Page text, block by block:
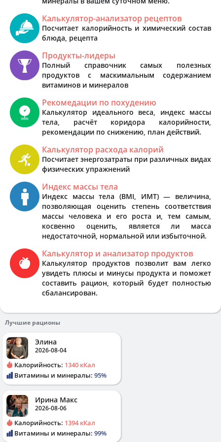
Калькулятор-анализатор рецептов
Посчитает калорийность и химический состав
блюда, рецепта
Продукты-лидеры
Полный справочник самых полезных
продуктов с маскимальным содержанием
витаминов и минералов
Рекомедации по похудению
Калькулятор идеального веса, индекс массы
тела, расчёт коридора калорийности,
рекомендации по снижению, план действий.
Калькулятор расхода калорий
Посчитает энергозатраты при различных видах
физических упражнений
Индекс массы тела
Индекс массы тела (BMI, ИМТ) — величина,
позволяющая оценить степень соответствия
массы человека и его роста и, тем самым,
косвенно оценить, является ли масса
недостаточной, нормальной или избыточной.
Калькулятор и анализатор продуктов
Калькулятор продуктов позволит вам легко
увидеть плюсы и минусы продукта и поможет
составить рацион, который будет полностью
сбалансирован.
Лучшие рационы
Элина
2026-08-04
Калорийность: 1340 кКал
Витамины и минералы: 95%
Ирина Макс
2026-08-06
Калорийность: 1394 кКал
Витамины и минералы: 99%